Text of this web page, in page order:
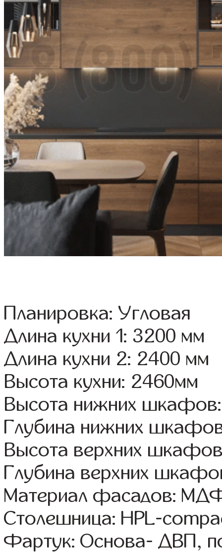
Планировка: Угловая
Длина кухни 1: 3200 мм
Длина кухни 2: 2400 мм
Высота кухни: 2460мм
Высота нижних
Глубина нижних
Высота верхних
Глубина верхних
Материал фасадов:
Столешница: HPL-
Фартук: Основа- ДВП,